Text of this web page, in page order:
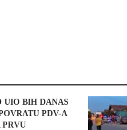
UIO BIH DANAS
PDV-A
PRVU